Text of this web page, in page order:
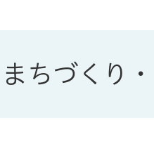
まちづくり